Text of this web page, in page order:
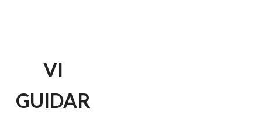
VI
GUIDAR